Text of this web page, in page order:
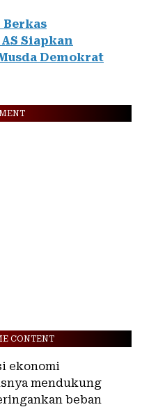
Siapkan
Demokrat
CONTENT
ekonomi
mendukung
beban